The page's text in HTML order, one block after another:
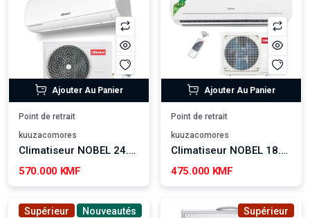
Ajouter Au Panier
Point de retrait
kuuzacomores
Climatiseur NOBEL 24.000 BTU - NSACA24T3N
570.000 KMF
Ajouter Au Panier
Point de retrait
kuuzacomores
Climatiseur NOBEL 18.000 BTU - NSACA18T3N
475.000 KMF
Supérieur Nouveautés Supérieur